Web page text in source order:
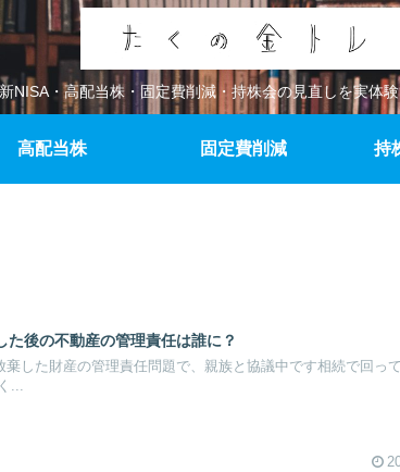
NISA・高配当株・固定費削減・持株会の見直しを実体
高配当株 固定費削減 持
た後の不動産の管理責任は誰に？
棄した財産の管理責任問題で、親族と協議中です相続で回っ
...